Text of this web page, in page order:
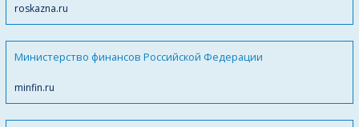
roskazna.ru
Министерство финансов Российской Федерации
minfin.ru